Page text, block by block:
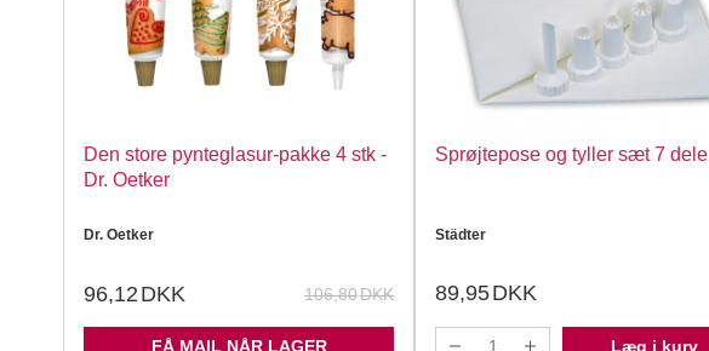
Den store pynteglasur-pakke 4 stk -
Dr. Oetker
Dr. Oetker
106,80DKK
96,12 DKK
FÅ MAIL NÅR LAGER
Sprøjtepose og tyller sæt 7 dele
Städter
89,95DKK
Læg i kurv